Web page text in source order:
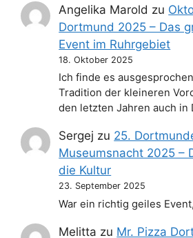
Angelika Marold zu
Dortmund 2025 – Das
Event im Ruhrgebiet
18. Oktober 2025
Ich finde es
Tradition der kleineren
den letzten Jahren auch
Sergej zu 25.
Museumsnacht 2025 –
die Kultur
23. September 2025
War ein richtig geiles
Melitta zu Mr. Pizza